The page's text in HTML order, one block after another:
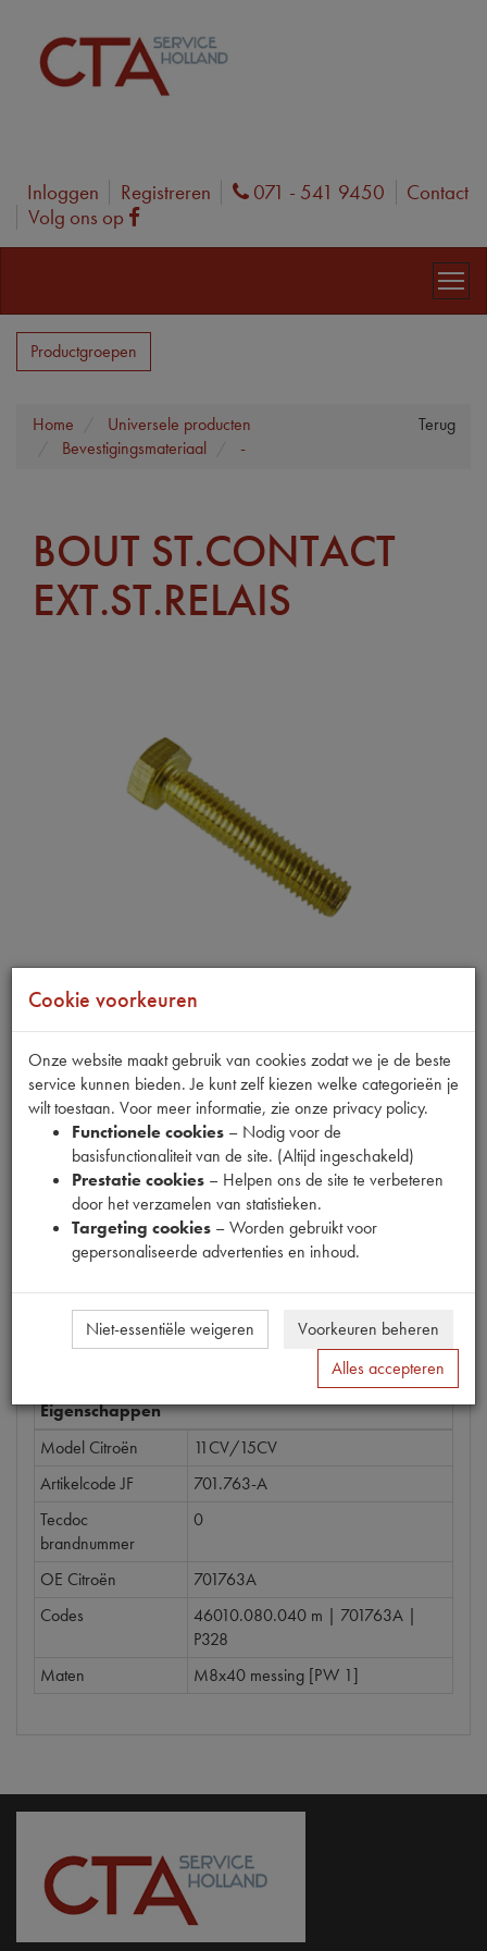
Inloggen Registreren Phone
071 - 541 9450
Contact
Volg ons op
Facebook
Productgroepen
Terug
Home
Universele producten
Bevestigingsmateriaal
-
BOUT ST.CONTACT
EXT.ST.RELAIS
Productnummer
6460119
Prijs
32 € excl. btw )
Bestel
Specificaties Omschrijving
Eigenschappen
Model Citroën
11CV/15CV
Artikelcode JF
701.763-A
Tecdoc
brandnummer
0
OE Citroën
701763A
Codes
46010.080.040 m | 701763A |
P328
Maten
M8x40 messing [PW 1]
Cookie voorkeuren
Onze website maakt gebruik van cookies zodat we je de beste
service kunnen bieden. Je kunt zelf kiezen welke categorieën je
wilt toestaan. Voor meer informatie, zie onze privacy policy.
Functionele cookies – Nodig voor de
basisfunctionaliteit van de site. (Altijd ingeschakeld)
Prestatie cookies – Helpen ons de site te verbeteren
door het verzamelen van statistieken.
Targeting cookies – Worden gebruikt voor
gepersonaliseerde advertenties en inhoud.
Niet-essentiële weigeren
Voorkeuren beheren
Alles accepteren